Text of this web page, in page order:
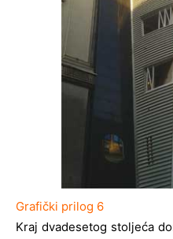
Grafički prilog 6
Kraj dvadesetog stoljeća